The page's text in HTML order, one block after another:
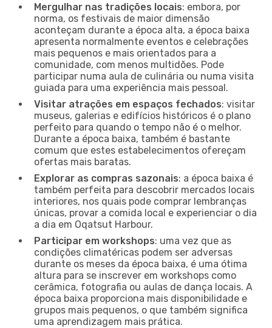
Mergulhar nas tradições locais: embora, por
norma, os festivais de maior dimensão
aconteçam durante a época alta, a época baixa
apresenta normalmente eventos e celebrações
mais pequenos e mais orientados para a
comunidade, com menos multidões. Pode
participar numa aula de culinária ou numa visita
guiada para uma experiência mais pessoal.
Visitar atrações em espaços fechados: visitar
museus, galerias e edifícios históricos é o plano
perfeito para quando o tempo não é o melhor.
Durante a época baixa, também é bastante
comum que estes estabelecimentos ofereçam
ofertas mais baratas.
Explorar as compras sazonais: a época baixa é
também perfeita para descobrir mercados locais
interiores, nos quais pode comprar lembranças
únicas, provar a comida local e experienciar o dia
a dia em Oqatsut Harbour.
Participar em workshops: uma vez que as
condições climatéricas podem ser adversas
durante os meses da época baixa, é uma ótima
altura para se inscrever em workshops como
cerâmica, fotografia ou aulas de dança locais. A
época baixa proporciona mais disponibilidade e
grupos mais pequenos, o que também significa
uma aprendizagem mais prática.